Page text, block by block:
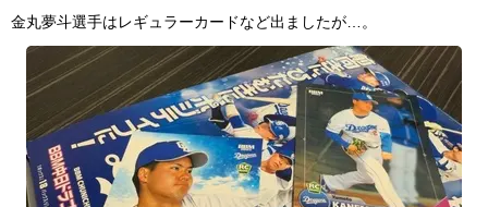
金丸夢斗選手はレギュラーカードなど出ましたが…。